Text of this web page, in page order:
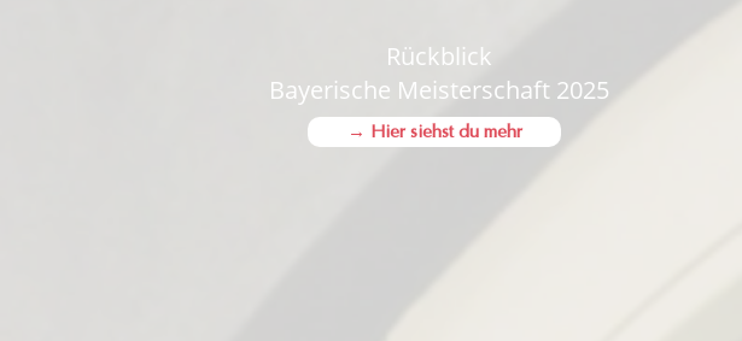
Rückblick
Bayerische Meisterschaft 2025
→ Hier siehst du mehr